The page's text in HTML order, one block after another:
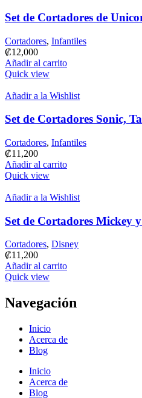
Set de Cortadores de
Cortadores, Infantiles
₡12,000
Añadir al carrito
Quick view
Añadir a la Wishlist
Set de Cortadores Sonic,
Cortadores, Infantiles
₡11,200
Añadir al carrito
Quick view
Añadir a la Wishlist
Set de Cortadores Mickey
Cortadores, Disney
₡11,200
Añadir al carrito
Quick view
Navegación
Inicio
Acerca de
Blog
Inicio
Acerca de
Blog